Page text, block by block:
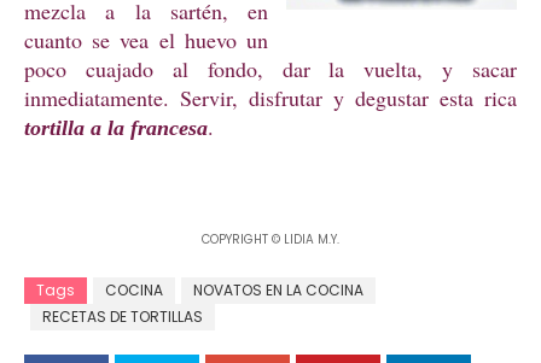
mezcla a la sartén, en
cuanto se vea el huevo un
poco cuajado al fondo, dar la vuelta, y sacar
inmediatamente. Servir, disfrutar y degustar esta rica
tortilla a la francesa.
COPYRIGHT © LIDIA M.Y.
Tags COCINA
NOVATOS EN LA COCINA
RECETAS DE TORTILLAS